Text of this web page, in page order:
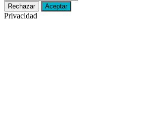
Rechazar
Aceptar
Privacidad